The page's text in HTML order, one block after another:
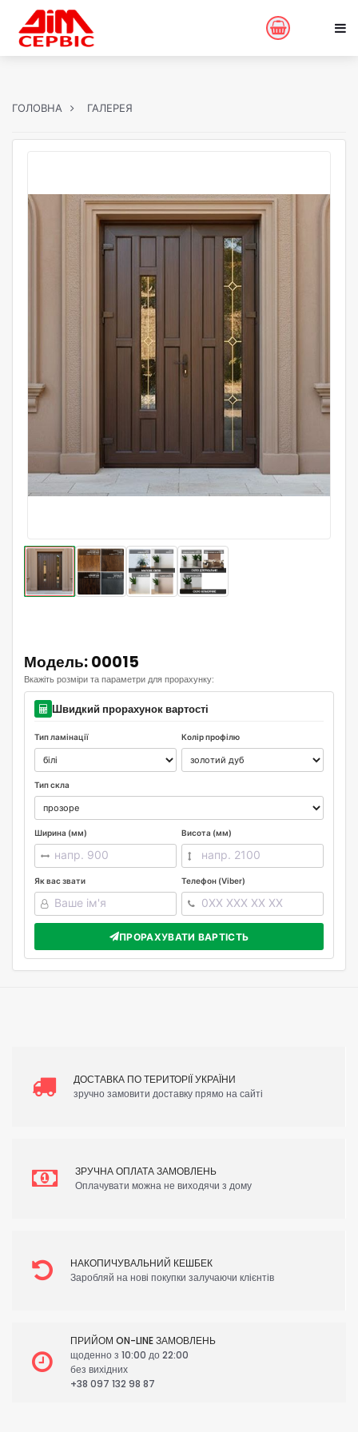
ГОЛОВНА ГАЛЕРЕЯ
Модель: 00015
Вкажіть розміри та параметри для прорахунку:
Швидкий прорахунок вартості
Тип ламінації Колір профілю
Тип скла
Ширина (мм) Висота (мм)
Як вас звати Телефон (Viber)
ПРОРАХУВАТИ ВАРТІСТЬ
ДОСТАВКА ПО ТЕРИТОРІЇ УКРАЇНИ
зручно замовити доставку прямо на сайті
ЗРУЧНА ОПЛАТА ЗАМОВЛЕНЬ
Оплачувати можна не виходячи з дому
НАКОПИЧУВАЛЬНИЙ КЕШБЕК
Заробляй на нові покупки залучаючи клієнтів
ПРИЙОМ ON-LINE ЗАМОВЛЕНЬ
щоденно з 10:00 до 22:00
без вихідних
+38 097 132 98 87